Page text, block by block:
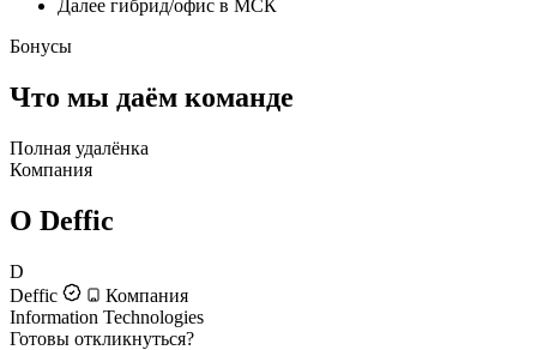
Далее гибрид/офис в МСК
Бонусы
Что мы даём команде
Полная удалёнка
Компания
О Deffic
D
Deffic
Компания
Information Technologies
Готовы откликнуться?